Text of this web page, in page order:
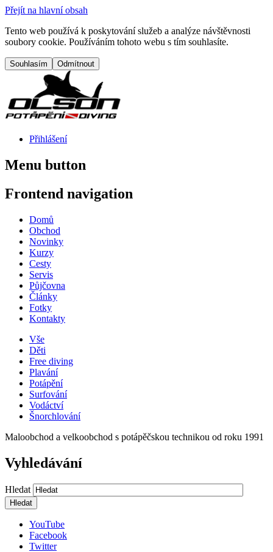
Přejít na hlavní obsah
Tento web používá k poskytování služeb a analýze návštěvnosti
soubory cookie. Používáním tohoto webu s tím souhlasíte.
Přihlášení
Menu button
Frontend navigation
Domů
Obchod
Novinky
Kurzy
Cesty
Servis
Půjčovna
Články
Fotky
Kontakty
Vše
Děti
Free diving
Plavání
Potápění
Surfování
Vodáctví
Šnorchlování
Maloobchod a velkoobchod s potápěčskou technikou od roku 1991
Vyhledávání
Hledat
YouTube
Facebook
Twitter